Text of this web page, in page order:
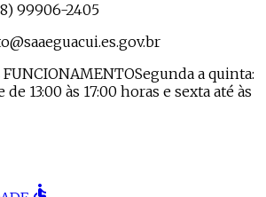
99906-2405
FUNCIONAMENTOSegunda a quinta:
de 13:00 às 17:00 horas e sexta até às
accessible